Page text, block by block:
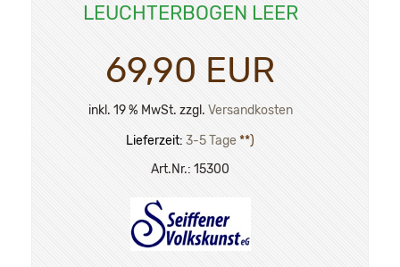
LEUCHTERBOGEN LEER
69,90 EUR
inkl. 19 % MwSt. zzgl. Versandkosten
Lieferzeit: 3-5 Tage**)
Art.Nr.: 15300